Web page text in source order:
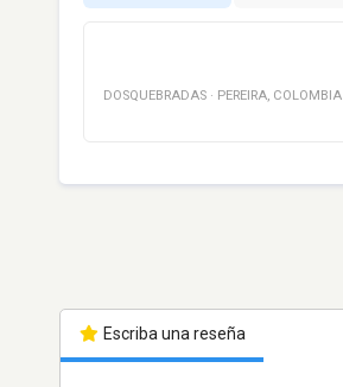
DOSQUEBRADAS · PEREIRA, COLOMBIA
Escriba una reseña